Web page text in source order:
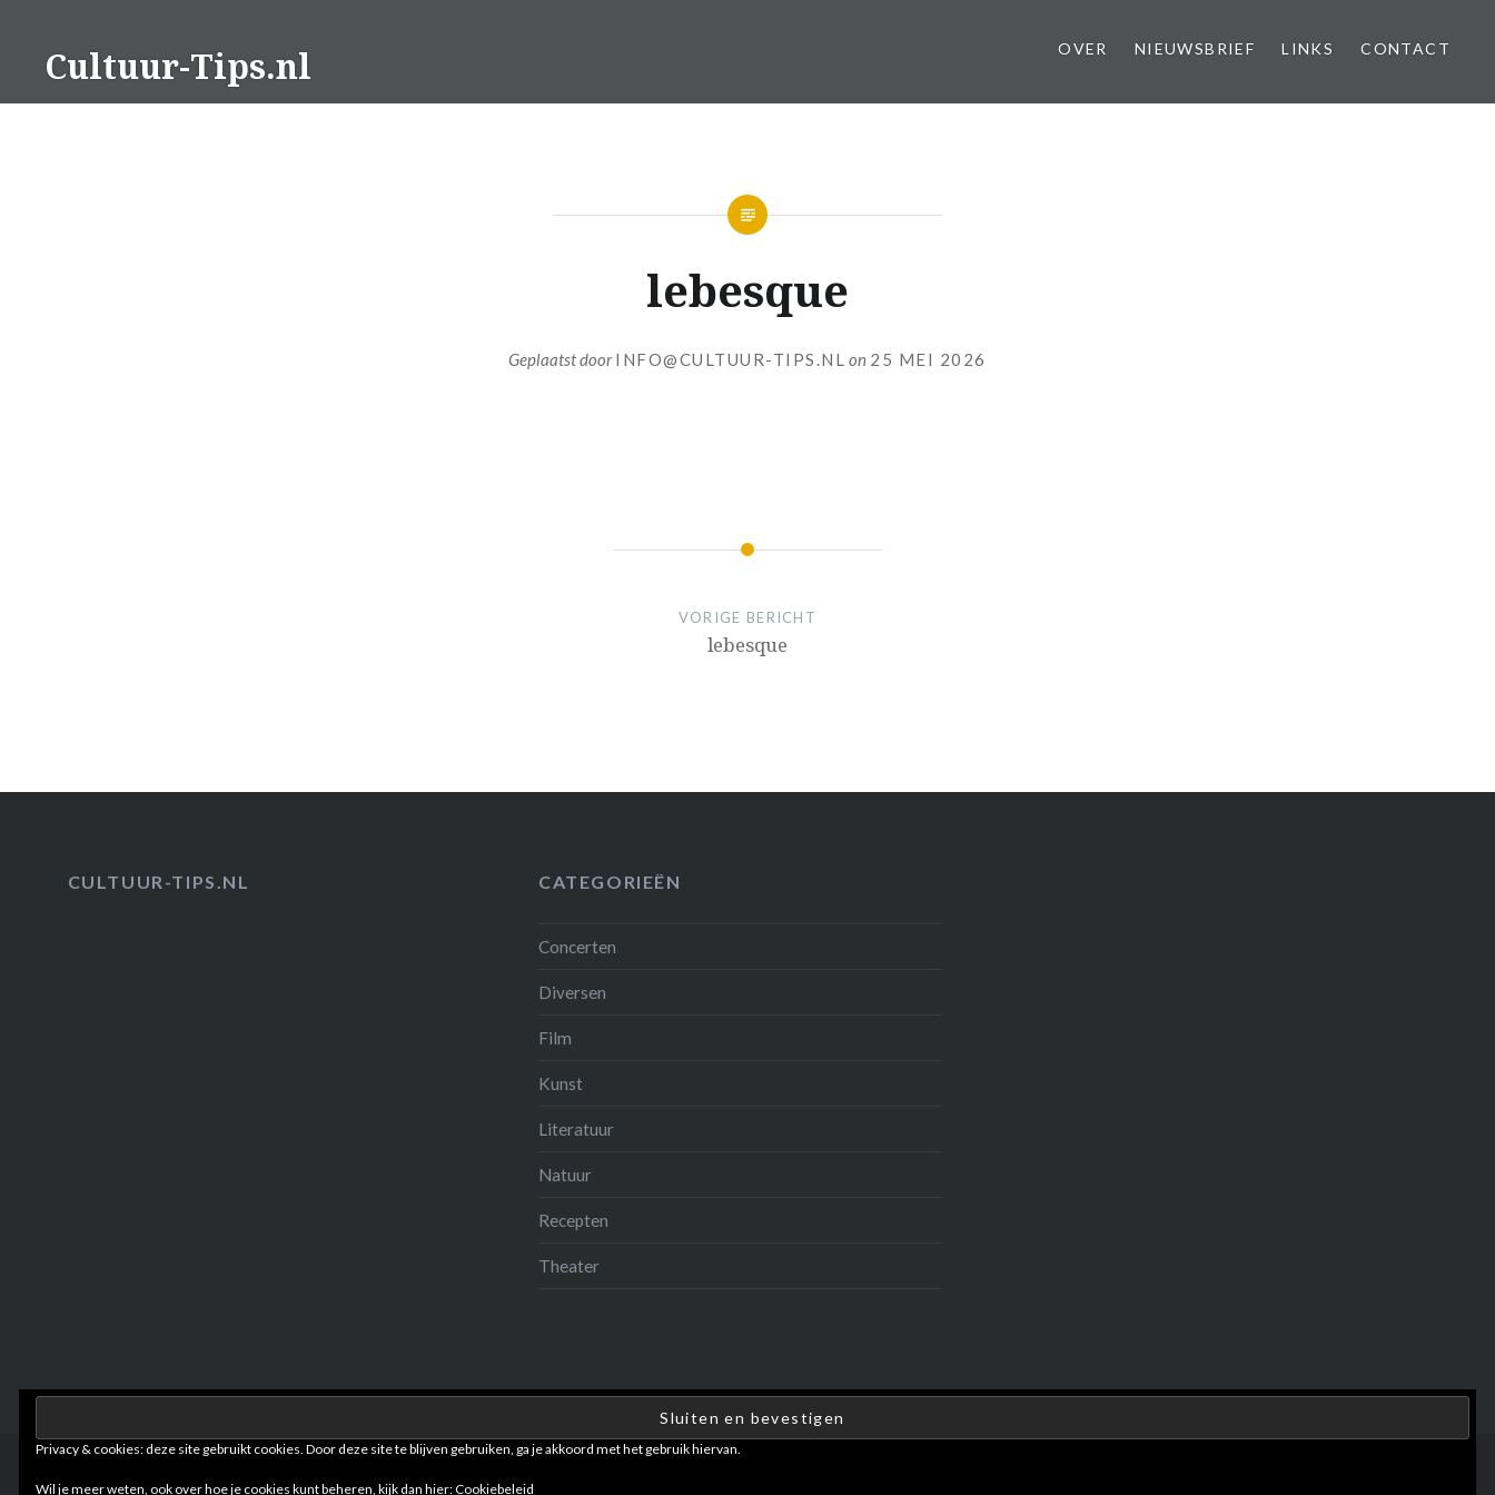
inhoud
springen
Cultuur-Tips.nl OVER NIEUWSBRIEF LINKS CONTACT
lebesque
Geplaatst doorINFO@CULTUUR-TIPS.NL on 25 MEI 2026
VORIGE BERICHT
lebesque
CULTUUR-TIPS.NL CATEGORIEËN
Concerten
Diversen
Film
Kunst
Literatuur
Natuur
Recepten
Theater
Privacy & cookies: deze site gebruikt cookies. Door deze site te blijven gebruiken, ga je akkoord met het gebruik hiervan.
Wil je meer weten, ook over hoe je cookies kunt beheren, kijk dan hier:Cookiebeleid